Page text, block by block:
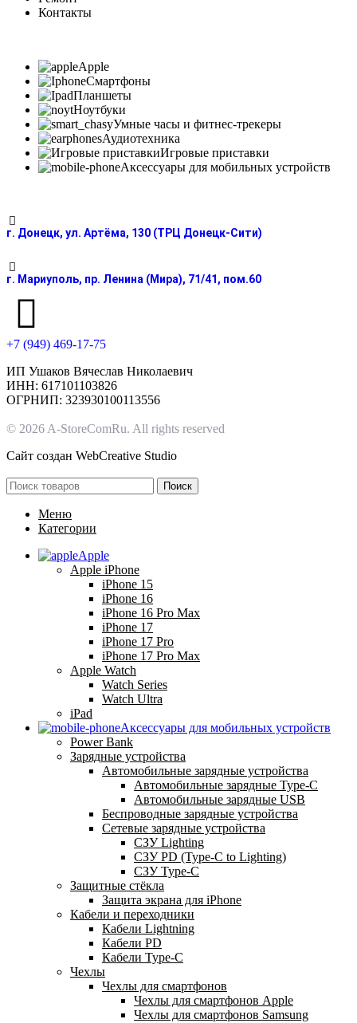
Контакты
Apple
Смартфоны
Планшеты
Ноутбуки
Умные часы и фитнес-трекеры
Аудиотехника
Игровые приставки
Аксессуары для мобильных устройств
г. Донецк, ул. Артёма, 130 (ТРЦ Донецк-Сити)
г. Мариуполь, пр. Ленина (Мира), 71/41, пом.60
+7 (949) 469-17-75
ИП Ушаков Вячеслав Николаевич
ИНН: 617101103826
ОГРНИП: 323930100113556
© 2026 A-StoreComRu. All rights reserved
Сайт создан WebCreative Studio
Поиск
Меню
Категории
Apple
Apple iPhone
iPhone 15
iPhone 16
iPhone 16 Pro Max
iPhone 17
iPhone 17 Pro
iPhone 17 Pro Max
Apple Watch
Watch Series
Watch Ultra
iPad
Аксессуары для мобильных устройств
Power Bank
Зарядные устройства
Автомобильные зарядные устройства
Автомобильные зарядные Type-C
Автомобильные зарядные USB
Беспроводные зарядные устройства
Сетевые зарядные устройства
СЗУ Lighting
СЗУ PD (Type-C to Lighting)
СЗУ Type-C
Защитные стёкла
Защита экрана для iPhone
Кабели и переходники
Кабели Lightning
Кабели PD
Кабели Type-C
Чехлы
Чехлы для смартфонов
Чехлы для смартфонов Apple
Чехлы для смартфонов Samsung